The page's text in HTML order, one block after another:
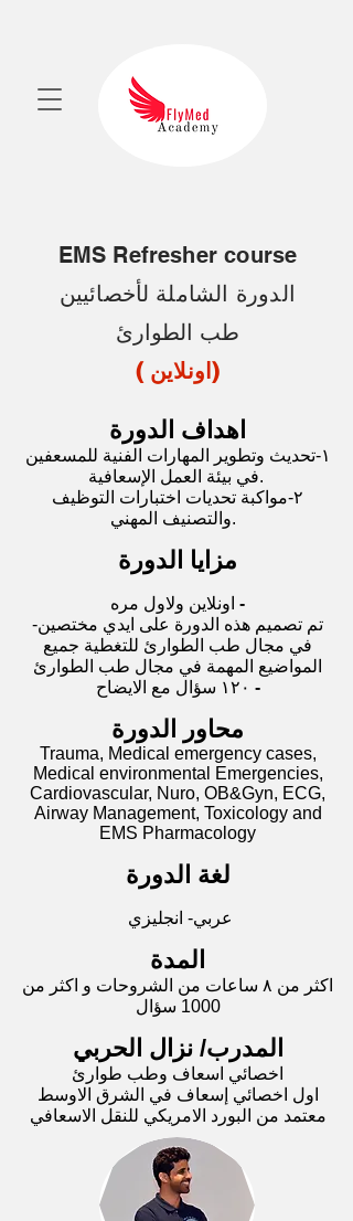
EMS Refresher course
الدورة الشاملة لأخصائيين
طب الطوارئ
( اونلاين)
اهداف الدورة
١-تحديث وتطوير المهارات الفنية للمسعفين
في بيئة العمل الإسعافية.
٢-مواكبة تحديات اختبارات التوظيف
والتصنيف المهني.
مزايا الدورة
- اونلاين ولاول مره
-تم تصميم هذه الدورة على ايدي مختصين
في مجال طب الطوارئ للتغطية جميع
المواضيع المهمة في مجال طب الطوارئ
- ١٢٠ سؤال مع الايضاح
محاور الدورة
Trauma, Medical emergency cases,
Medical environmental Emergencies,
Cardiovascular, Nuro, OB&Gyn, ECG,
Airway Management, Toxicology and
EMS Pharmacology
لغة الدورة
عربي- انجليزي
اكثر من ٨ ساعات من الشروحات و اكثر من
1000 سؤال
المدرب/ نزال الحربي
اخصائي اسعاف وطب طوارئ
اول اخصائي إسعاف في الشرق الاوسط
معتمد من البورد الامريكي للنقل الاسعافي